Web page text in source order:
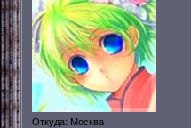
Откуда: Москва